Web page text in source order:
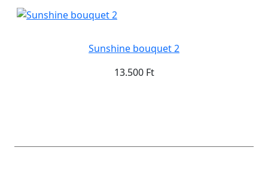
Sunshine bouquet 2
13.500 Ft